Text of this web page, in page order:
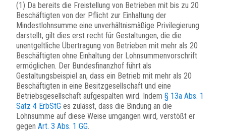
(1) Da bereits die Freistellung von Betrieben mit bis zu 20
Beschäftigten von der Pflicht zur Einhaltung der
Mindestlohnsumme eine unverhältnismäßige Privilegierung
darstellt, gilt dies erst recht für Gestaltungen, die die
unentgeltliche Übertragung von Betrieben mit mehr als 20
Beschäftigten ohne Einhaltung der Lohnsummenvorschrift
ermöglichen. Der Bundesfinanzhof führt als
Gestaltungsbeispiel an, dass ein Betrieb mit mehr als 20
Beschäftigten in eine Besitzgesellschaft und eine
Betriebsgesellschaft aufgespalten wird. Indem § 13a Abs. 1
Satz 4 ErbStG es zulässt, dass die Bindung an die
Lohnsumme auf diese Weise umgangen wird, verstößt er
gegen Art. 3 Abs. 1 GG.